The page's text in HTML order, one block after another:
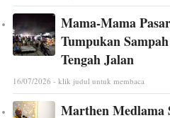
Mama-Mama
Tumpukan
Tengah Jalan
16/07/2026 - klik judul untuk membaca
Marthen Medlama